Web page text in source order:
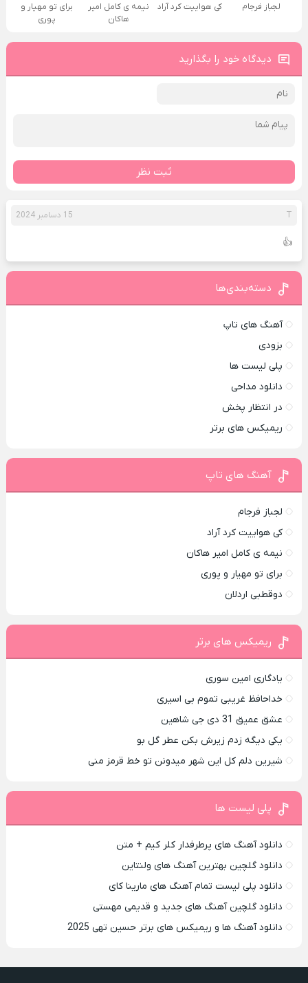
لجباز فرجام کی هواییت کرد آراد
نیمه ی کامل امیر
هاکان
برای تو مهیار و
پوری
دیدگاه خود را بگذارید
ثبت نظر
T 15 دسامبر 2024
👍
دسته‌بندی‌ها
آهنگ های تاپ
بزودی
پلی لیست ها
دانلود مداحی
در انتظار پخش
ریمیکس های برتر
آهنگ های تاپ
لجباز فرجام
کی هواییت کرد آراد
نیمه ی کامل امیر هاکان
برای تو مهیار و پوری
دوقطبی اردلان
ریمیکس های برتر
یادگاری امین سوری
خداحافظ غریبی تموم بی اسیری
عشق عمیق 31 دی جی شاهین
یکی دیگه زدم زیرش بکن عطر گل بو
شیرین دلم کل این شهر میدونن تو خط قرمز منی
پلی لیست ها
دانلود آهنگ های پرطرفدار کلر کیم + متن
دانلود گلچین بهترین آهنگ های ولنتاین
دانلود پلی لیست تمام آهنگ های مارینا کای
دانلود گلچین آهنگ های جدید و قدیمی مهستی
دانلود آهنگ ها و ریمیکس های برتر حسین تهی 2025